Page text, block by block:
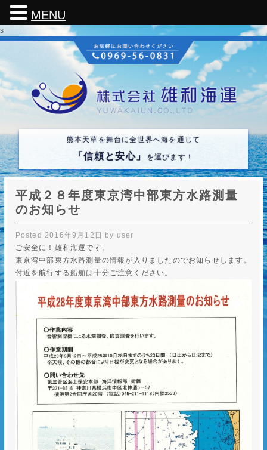
s
熊本天草を舞台に全世界へ海を通じて
「信頼と安心」 を運びます！
平成２８年度東京湾中部東方水路測量
のお知らせ
Posted2016年9月12日 by user
ご安全に！雄和海運です。
東京湾中部東方水路測量の情報が入りましたのでお知らせします。
付近を航行する船舶は十分ご注意ください。
MENU